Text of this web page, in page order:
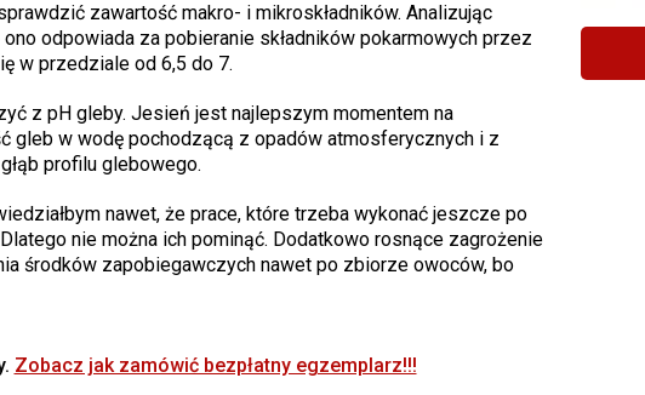
zawartość makro- i mikroskładników. Analizując
odpowiada za pobieranie składników pokarmowych przez
w przedziale od 6,5 do 7.
z pH gleby. Jesień jest najlepszym momentem na
gleb w wodę pochodzącą z opadów atmosferycznych i z
profilu glebowego.
nawet, że prace, które trzeba wykonać jeszcze po
nie można ich pominąć. Dodatkowo rosnące zagrożenie
środków zapobiegawczych nawet po zbiorze owoców, bo
Zobacz jak zamówić bezpłatny egzemplarz!!!